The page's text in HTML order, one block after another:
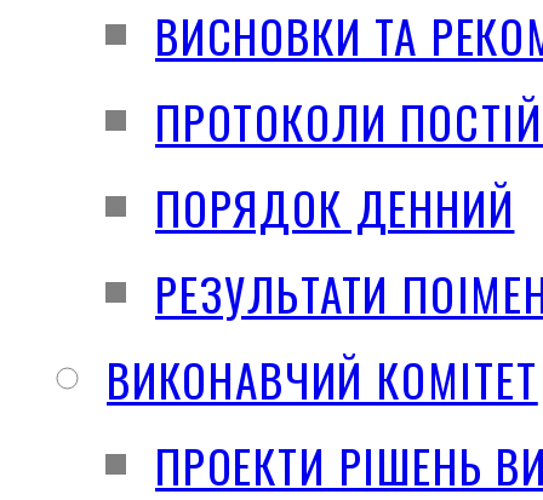
ВИСНОВКИ ТА
ПРОТОКОЛИ
ПОРЯДОК ДЕННИЙ
РЕЗУЛЬТАТИ
ВИКОНАВЧИЙ КОМІТЕТ
ПРОЕКТИ РІШЕНЬ